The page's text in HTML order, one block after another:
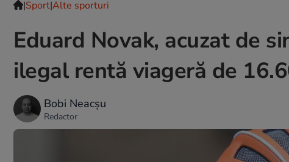
|Sport|Alte sporturi
Eduard Novak, acuzat de
ilegal rentă viageră de
Bobi Neacșu
Redactor